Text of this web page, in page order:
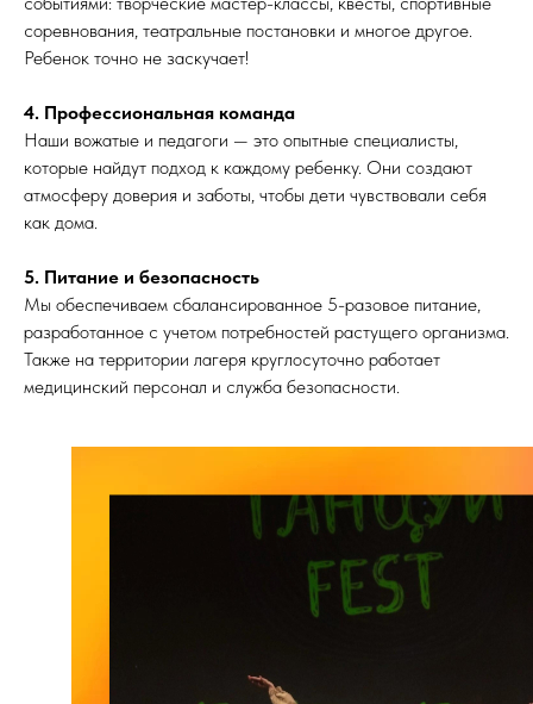
соревнования, театральные постановки и многое другое.
Ребенок точно не заскучает!
4. Профессиональная команда
Наши вожатые и педагоги — это опытные специалисты,
которые найдут подход к каждому ребенку. Они создают
атмосферу доверия и заботы, чтобы дети чувствовали себя
как дома.
5. Питание и безопасность
Мы обеспечиваем сбалансированное 5-разовое питание,
разработанное с учетом потребностей растущего организма.
Также на территории лагеря круглосуточно работает
медицинский персонал и служба безопасности.